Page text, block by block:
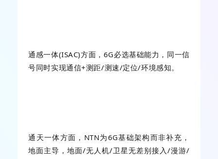
通感一体(ISAC)方面，6G必选基础能力，同一信
号同时实现通信+测距/测速/定位/环境感知。
通天一体方面， NTN为6G基础架构而非补充，
地面主导，地面/无人机/卫星无差别接入/漫游/